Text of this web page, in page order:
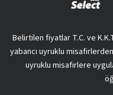
Belirtilen fiyatlar T.C. ve
yabancı uyruklu
uyruklu misafirlere